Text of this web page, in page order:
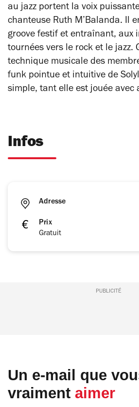
au jazz portent la voix
chanteuse Ruth M’Balanda. Il
groove festif et entraînant, aux
tournées vers le rock et le jazz.
technique musicale des
funk pointue et intuitive de
simple, tant elle est jouée avec
Infos
Adresse
Prix
Gratuit
PUBLICITÉ
Un e-mail que
vraiment aimer